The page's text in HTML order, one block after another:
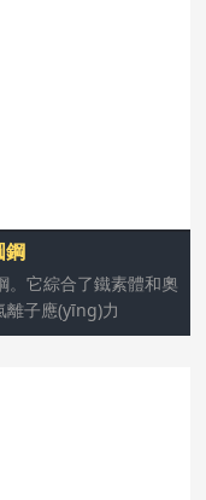
鋼
。它綜合了鐵素體和奧
離子應(yīng)力